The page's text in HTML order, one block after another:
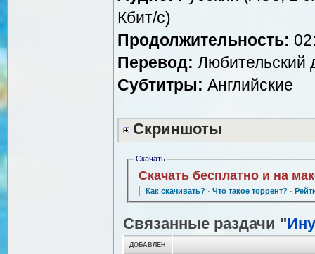
Кбит/с)
Продолжительность:
Перевод: Любительский
Субтитры: Английские
Скриншоты
Скачать
Скачать бесплатно и на
Как скачивать? · Что такое торрент? ·
Связанные раздачи "
ДОБАВЛЕН